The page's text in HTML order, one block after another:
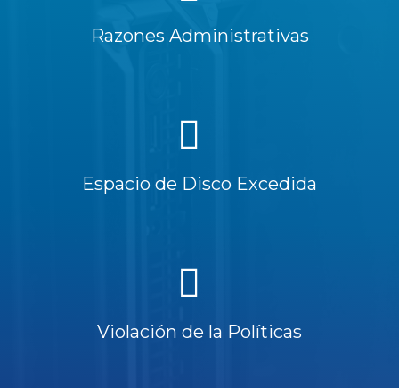
Razones Administrativas
Espacio de Disco Excedida
Violación de la Políticas